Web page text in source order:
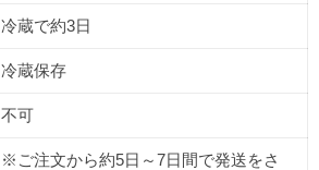
冷蔵で約3日
冷蔵保存
不可
※ ご注文から約5日～7日間で発送をさ